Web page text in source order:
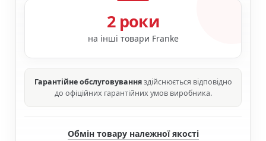
2 роки
на інші товари Franke
Гарантійне обслуговуванняздійснюється відповідно
до офіційних гарантійних умов виробника.
Обмін товару належної якості